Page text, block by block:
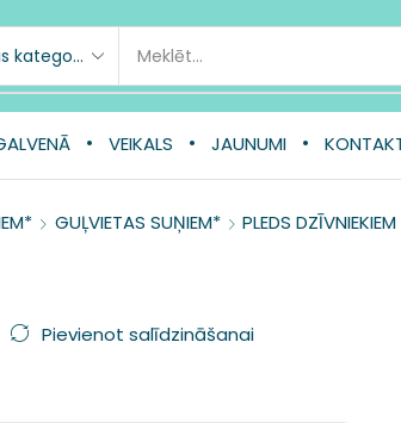
VEIKALS JAUNUMI
GUĻVIETAS SUŅIEM* PLEDS DZĪVNIEKIEM
Pievienot salīdzināšanai